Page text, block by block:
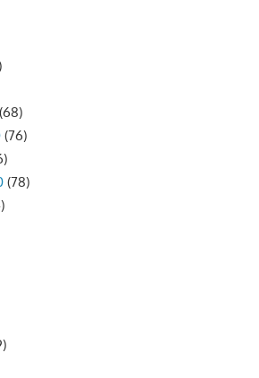
(68)
(76)
(78)